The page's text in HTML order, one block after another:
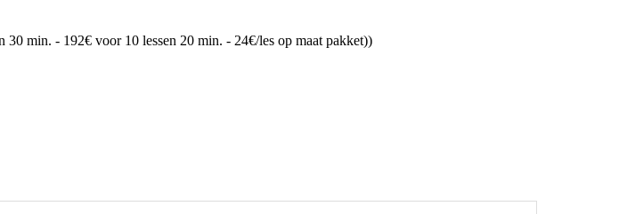
min. - 192€ voor 10 lessen 20 min. - 24€/les op maat pakket))